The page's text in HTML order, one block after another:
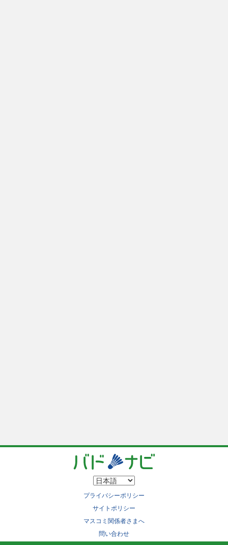
プライバシーポリシー
サイトポリシー
マスコミ関係者さまへ
問い合わせ